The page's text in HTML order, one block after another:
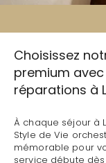
Choisissez
premium
réparations à
À chaque séjour à
Style de Vie
mémorable pour
service débute